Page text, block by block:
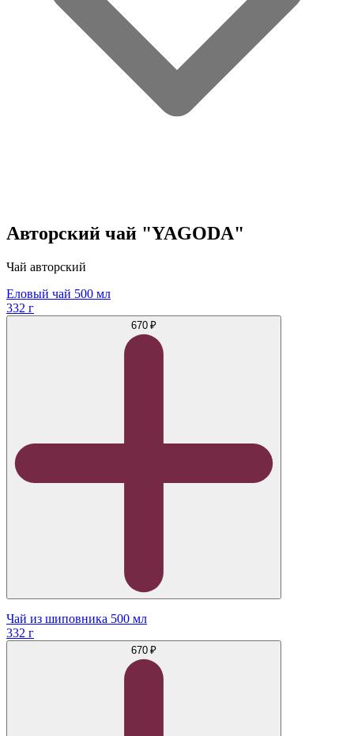
Авторский чай "YAGODA"
Чай авторский
Еловый чай 500 мл
332 г
670 ₽
Чай из шиповника 500 мл
332 г
670 ₽